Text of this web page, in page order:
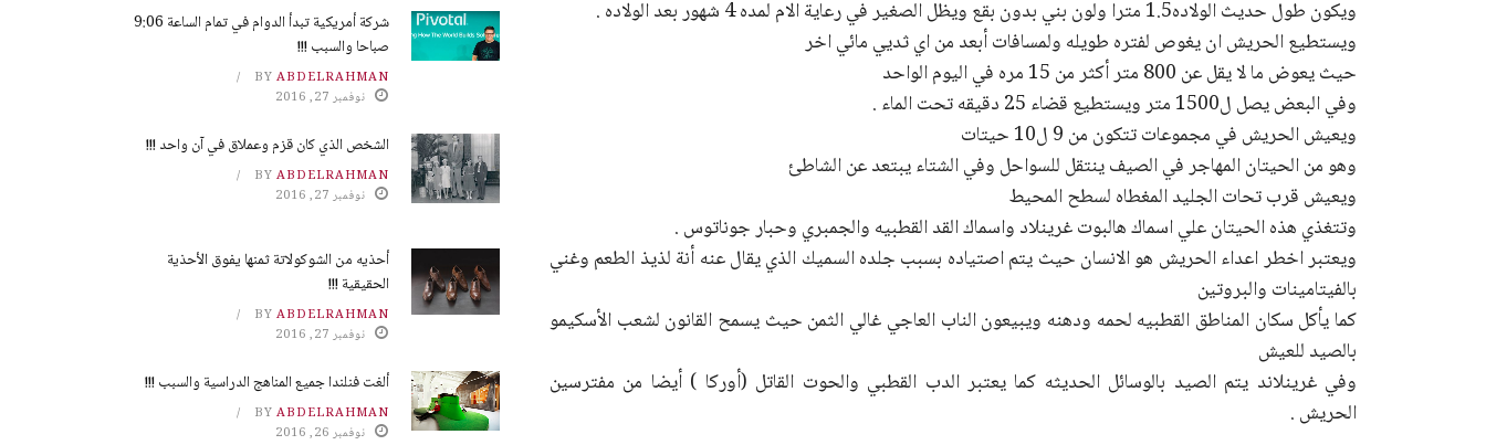
ويكون طول حديث الولاده1.5 مترا ولون بني بدون بقع ويظل الصغير في رعاية الام لمده 4 شهور بعد الولاده .
ويستطيع الحريش ان يغوص لفتره طويله ولمسافات أبعد من اي ثديي مائي اخر
حيث يعوض ما لا يقل عن 800 متر أكثر من 15 مره في اليوم الواحد
وفي البعض يصل ل1500 متر ويستطيع قضاء 25 دقيقه تحت الماء .
ويعيش الحريش في مجموعات تتكون من 9 ل10 حيتات
وهو من الحيتان المهاجر في الصيف ينتقل للسواحل وفي الشتاء يبتعد عن الشاطئ
ويعيش قرب تحات الجليد المغطاه لسطح المحيط
وتتغذي هذه الحيتان علي اسماك هالبوت غرينلاد واسماك القد القطبيه والجمبري وحبار جوناتوس .
ويعتبر اخطر اعداء الحريش هو الانسان حيث يتم اصتياده بسبب جلده السميك الذي يقال عنه أنة لذيذ الطعم وغني
بالفيتامينات والبروتين
كما يأكل سكان المناطق القطبيه لحمه ودهنه ويبيعون الناب العاجي غالي الثمن حيث يسمح القانون لشعب الأسكيمو
بالصيد للعيش
وفي غرينلاند يتم الصيد بالوسائل الحديثه كما يعتبر الدب القطبي والحوت القاتل (أوركا ) أيضا من مفترسين
الحريش .
شركة أمريكية تبدأ الدوام في تمام الساعة 9:06
صباحا والسبب !!!
BY ABDELRAHMAN
نوفمبر 27, 2016
الشخص الذي كان قزم وعملاق في آن واحد !!!
BY ABDELRAHMAN
نوفمبر 27, 2016
أحذيه من الشوكولاتة ثمنها يفوق الأحذية
الحقيقية !!!
BY ABDELRAHMAN
نوفمبر 27, 2016
ألغت فنلندا جميع المناهج الدراسية والسبب !!!
BY ABDELRAHMAN
نوفمبر 26, 2016